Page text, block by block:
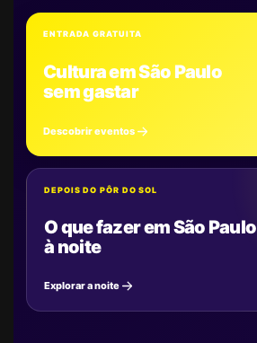
ENTRADA GRATUITA
Cultura em São Paulo
sem gastar
Descobrir eventos
DEPOIS DO PÔR DO SOL
O que fazer em São Paulo
à noite
Explorar a noite